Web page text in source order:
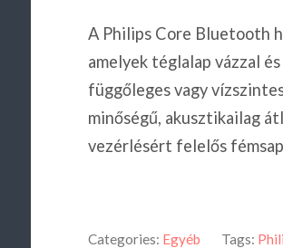
A Philips Core Bluetooth
amelyek téglalap vázzal
függőleges vagy
minőségű, akusztikailag
vezérlésért felelős
Categories: Egyéb Tags: